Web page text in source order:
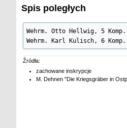
Spis poległych
Wehrm. Otto Hellwig, 5
Wehrm. Karl Kulisch, 6
Źródła:
zachowane inskrypcje
M. Dehnen "Die Kriegsgräber in